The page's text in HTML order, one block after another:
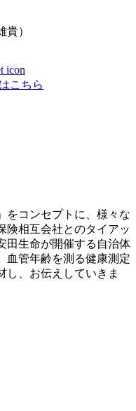
貴）
こちら
をコンセプトに、様々な
険相互会社とのタイアッ
田生命が開催する自治体
血管年齢を測る健康測定
し、お伝えしていきま